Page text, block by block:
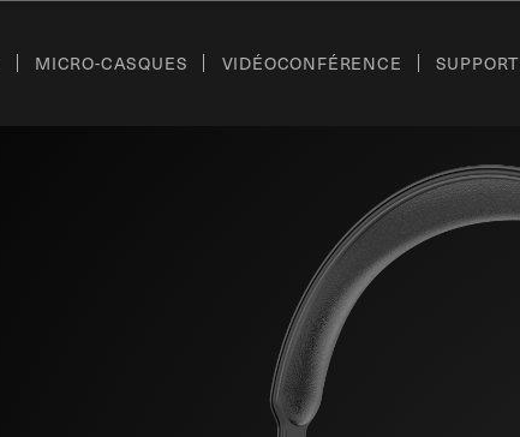
MICRO-CASQUES VIDÉOCONFÉRENCE SUPPORT